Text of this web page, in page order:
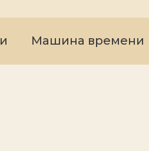
Машина времени